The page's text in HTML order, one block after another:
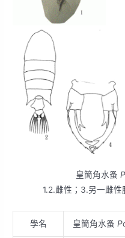
皇簡角水蚤
1.2.雌性；3.另一雌
學名 皇簡角水蚤